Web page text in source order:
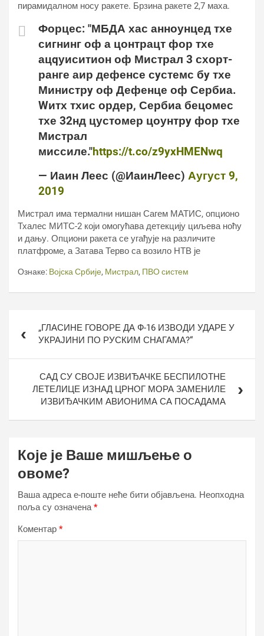
пирамидалном носу ракете. Брзина ракете 2,7 маха.
Форцес: "МБДА хас анноунцед тхе
сигнинг оф а цонтрацт фор тхе
ацqуиситион оф Мистрал 3 схорт-
ранге аир дефенсе сyстемс бy тхе
Министрy оф Дефенце оф Сербиа.
Wитх тхис ордер, Сербиа бецомес
тхе 32нд цустомер цоунтрy фор тхе
Мистрал
миссиле."https://t.co/z9yxHMENwq
— Иаин Леес (@ИаинЛеес) Аугуст 9,
2019
Мистрал има термални нишан Сагем МАТИС, опционо
Тхалес МИТС-2 који омогућава детекцију циљева ноћу
и дању. Опциони ракета се угађује на различите
платфроме, а Затава Терво са возило НТВ је
Ознаке: Војска Србије, Мистрал, ПВО систем
чланка„ГЛАСИНЕ ГОВОРЕ ДА Ф-16 ИЗВОДИ УДАРЕ У
УКРАЈИНИ ПО РУСКИМ СНАГАМА?“
САД СУ СВОЈЕ ИЗВИЂАЧКЕ БЕСПИЛОТНЕ
ЛЕТЕЛИЦЕ ИЗНАД ЦРНОГ МОРА ЗАМЕНИЛЕ
ИЗВИЂАЧКИМ АВИОНИМА СА ПОСАДАМА
Које је Ваше мишљење о
овоме?
Ваша адреса е-поште неће бити објављена. Неопходна
поља су означена*
Коментар *